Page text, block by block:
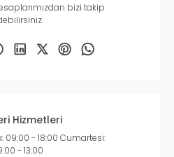
bizi takip
Hizmetleri
09:00 - 18:00 Cumartesi:
- 13:00